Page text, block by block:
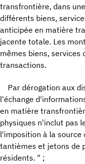
transfrontière, dans
différents biens,
anticipée en matière
jacente totale. Les
mêmes biens,
transactions.
Par dérogation aux
l'échange
en matière
physiques n'inclut pas
l'imposition à la source
tantièmes et jetons de
résidents. " ;